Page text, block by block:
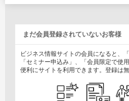
まだ会員登録されていないお客様
ビジネス情報サイトの会員になると、
「セミナー申込み」、「会員限定で使
便利にサイトを利用できます。登録は無